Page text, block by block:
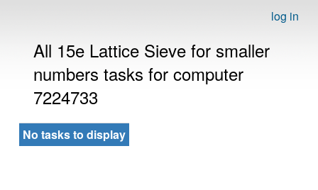
log in
All 15e Lattice Sieve for smaller
numbers tasks for computer
7224733
No tasks to display